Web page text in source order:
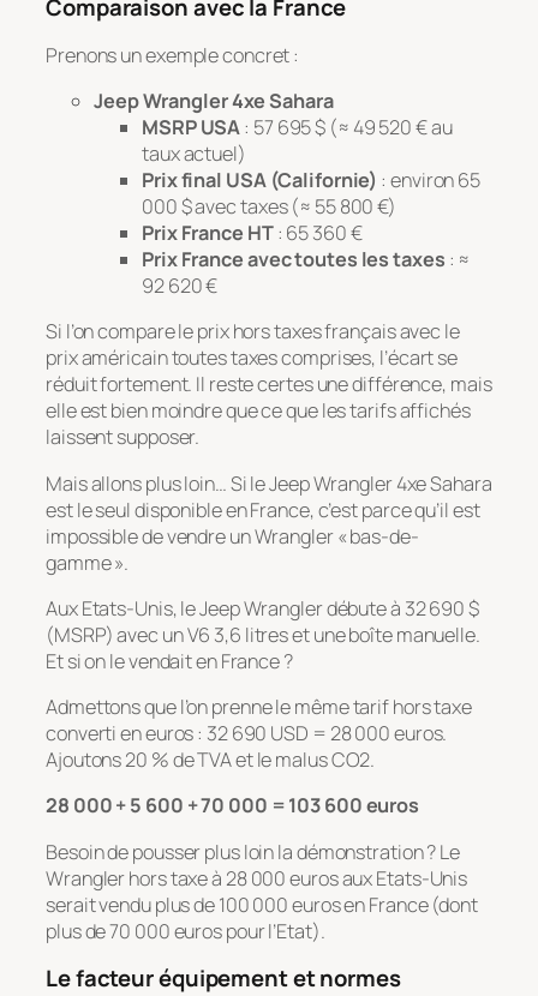
Comparaison avec la France
Prenons un exemple concret :
Jeep Wrangler 4xe Sahara
MSRP USA: 57 695 $ (≈ 49 520 € au
taux actuel)
Prix final USA (Californie) : environ 65
000 $ avec taxes (≈ 55 800 €)
Prix France HT: 65 360 €
Prix France avec toutes les taxes : ≈
92 620 €
Si l’on compare le prix hors taxes français avec le
prix américain toutes taxes comprises, l’écart se
réduit fortement. Il reste certes une différence, mais
elle est bien moindre que ce que les tarifs affichés
laissent supposer.
Mais allons plus loin… Si le Jeep Wrangler 4xe Sahara
est le seul disponible en France, c’est parce qu’il est
impossible de vendre un Wrangler « bas-de-
gamme ».
Aux Etats-Unis, le Jeep Wrangler débute à 32 690 $
(MSRP) avec un V6 3,6 litres et une boîte manuelle.
Et si on le vendait en France ?
Admettons que l’on prenne le même tarif hors taxe
converti en euros : 32 690 USD = 28 000 euros.
Ajoutons 20 % de TVA et le malus CO2.
28 000 + 5 600 + 70 000 = 103 600 euros
Besoin de pousser plus loin la démonstration ? Le
Wrangler hors taxe à 28 000 euros aux Etats-Unis
serait vendu plus de 100 000 euros en France (dont
plus de 70 000 euros pour l’Etat).
Le facteur équipement et normes